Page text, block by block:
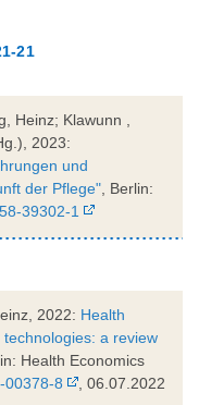
21
Heinz; Klawunn ,
2023:
und
der Pflege" , Berlin:
39302-1
2022: Health
a review
, in: Health Economics
00378-8 , 06.07.2022